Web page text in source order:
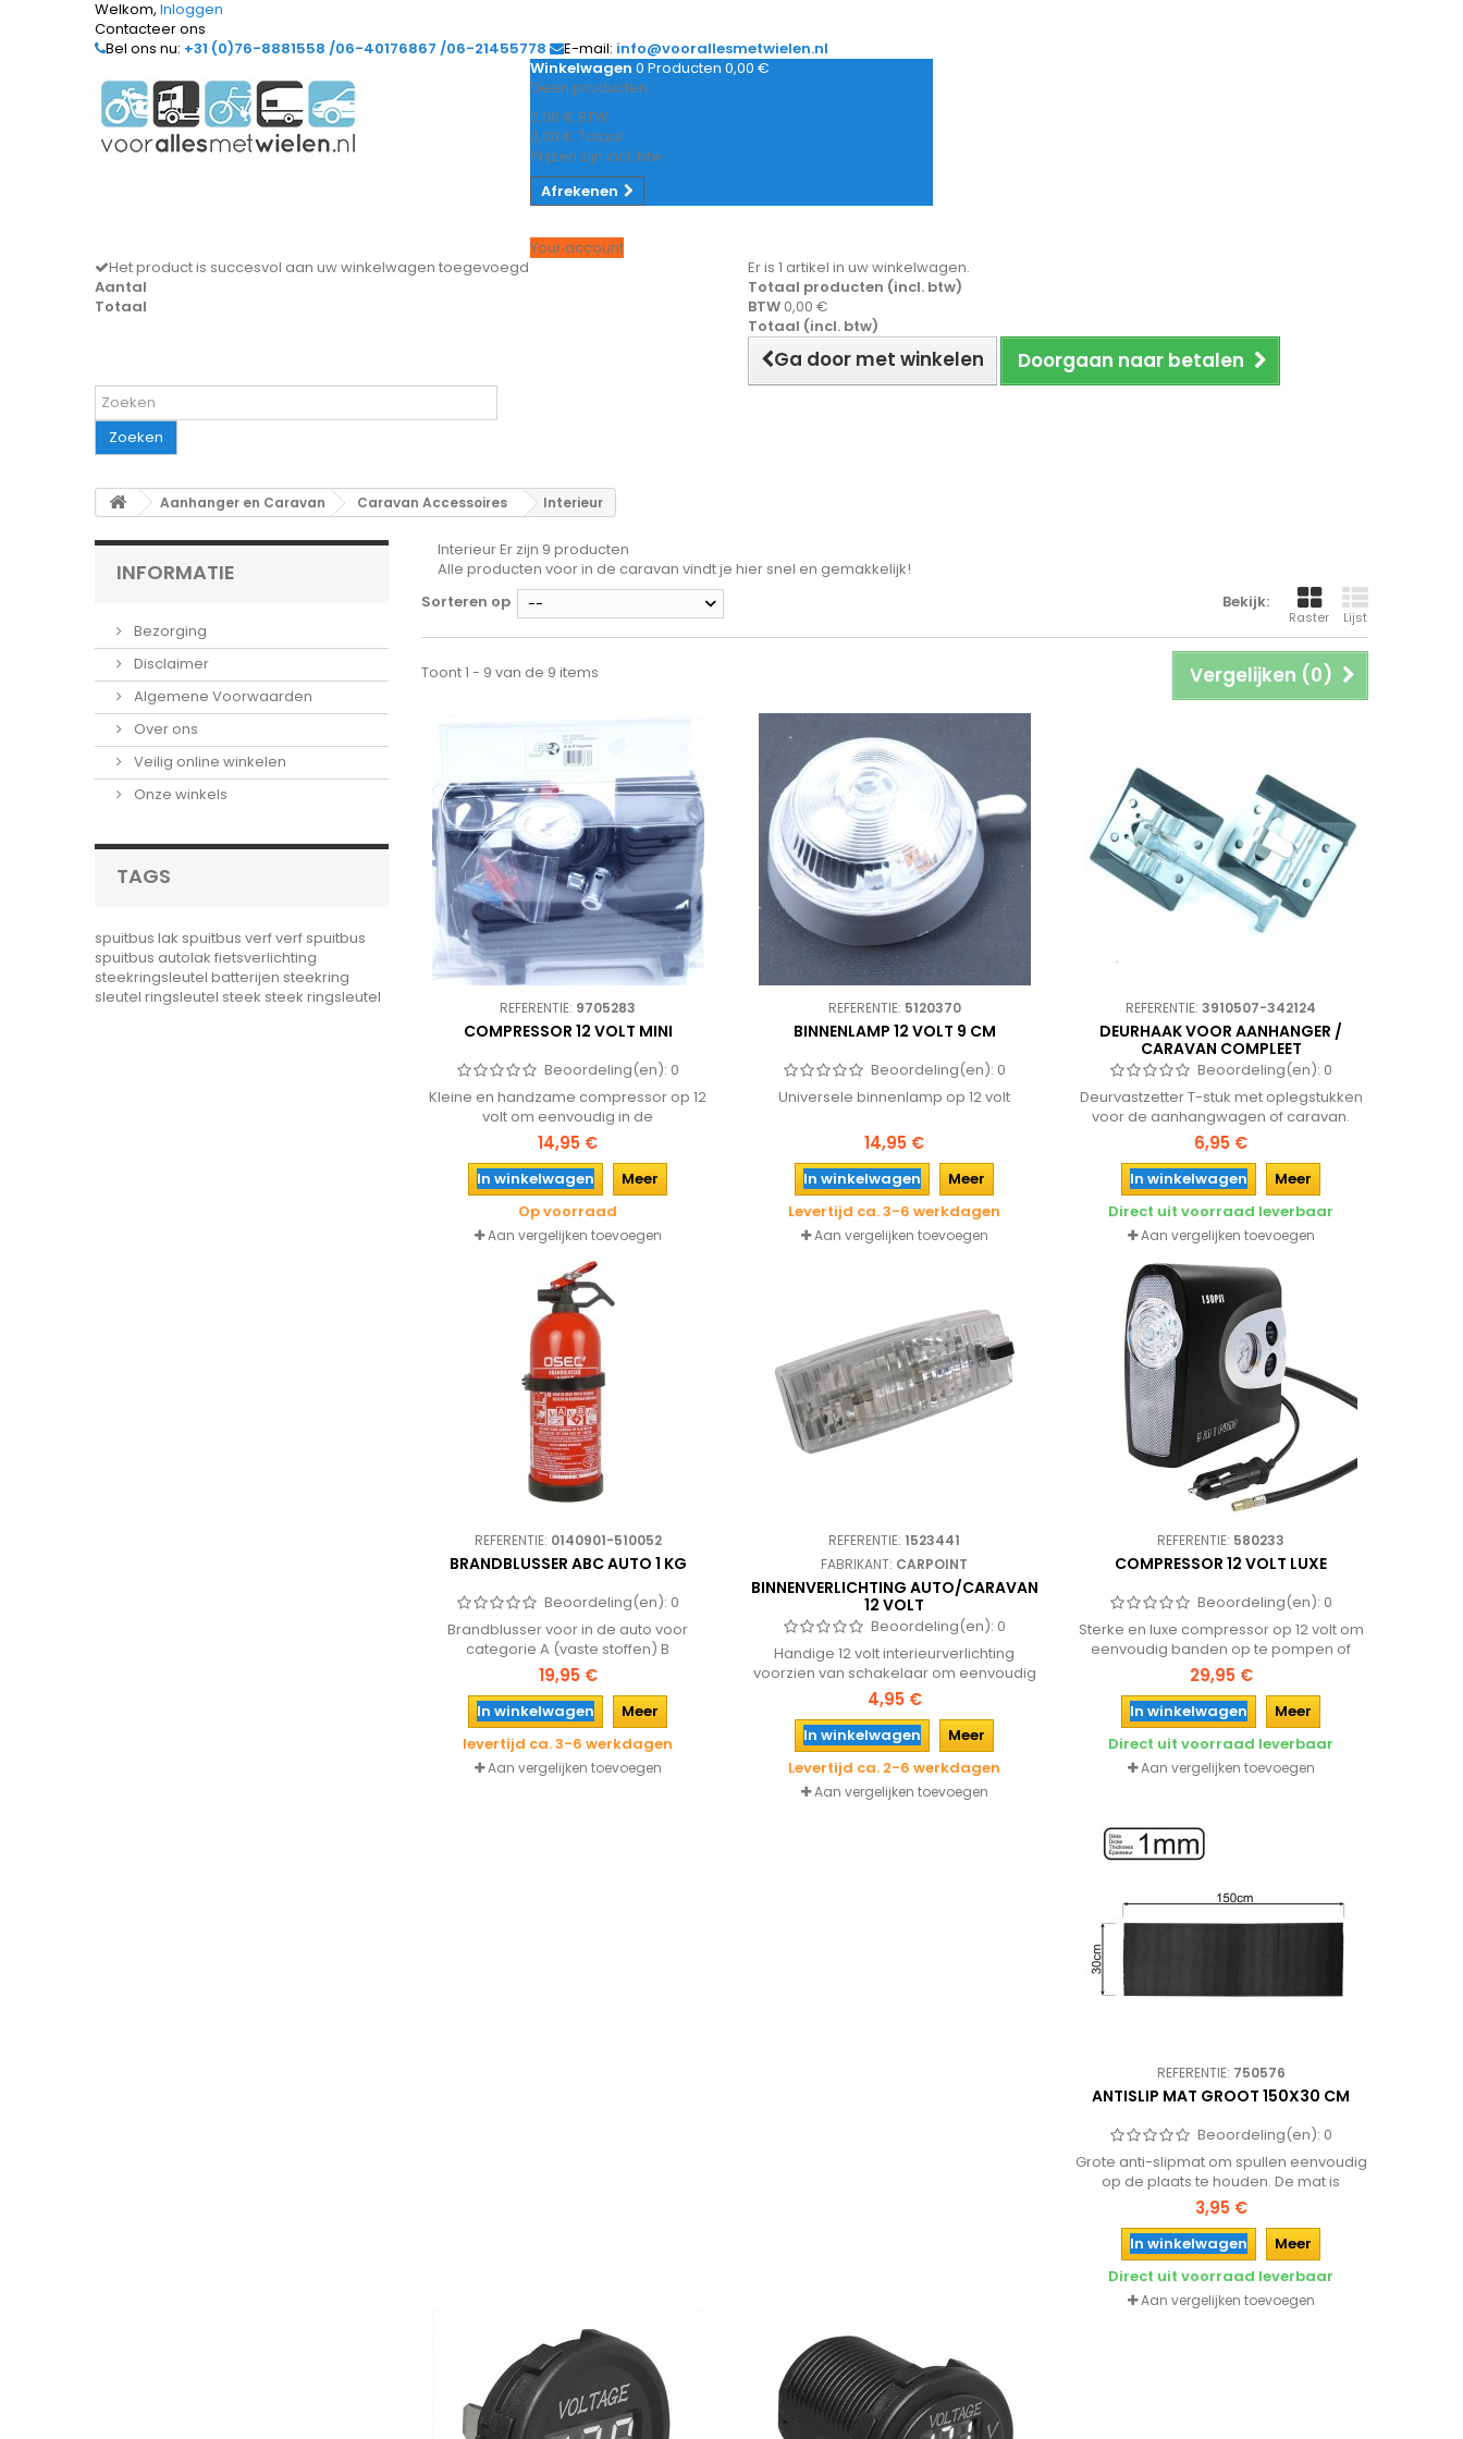
Welkom, Inloggen
Contacteer ons
Bel ons nu: +31 (0)76-8881558 /06-40176867 /06-21455778 E-mail: info@voorallesmetwielen.nl
Winkelwagen 0 Producten 0,00 €
Geen producten
0,00 € BTW
0,00 € Totaal
Prijzen zijn incl. btw
Afrekenen
Your account
Het product is succesvol aan uw winkelwagen toegevoegd
Aantal
Totaal
Er is 1 artikel in uw winkelwagen.
Totaal producten (incl. btw)
BTW 0,00 €
Totaal (incl. btw)
Ga door met winkelen Doorgaan naar betalen
Zoeken
Aanhanger en Caravan Caravan Accessoires Interieur
INFORMATIE
Bezorging
Disclaimer
Algemene Voorwaarden
Over ons
Veilig online winkelen
Onze winkels
TAGS
spuitbus lak spuitbus verfverf spuitbus
spuitbus autolak fietsverlichting
steekringsleutel batterijen steekring
sleutel ringsleutel steek steek ringsleutel
InterieurEr zijn 9 producten
Alle producten voor in de caravan vindt je hier snel en gemakkelijk!
Bekijk:
Raster Lijst
Sorteren op --
Vergelijken (0)
Toont 1 - 9 van de 9 items
REFERENTIE: 9705283
COMPRESSOR 12 VOLT MINI
Beoordeling(en): 0
Kleine en handzame compressor op 12
volt om eenvoudig in de
sigarettenaansteker van de auto of
caravan te pluggen. Geschikt om de
banden op te pompen of ballen en
luchtbedden, dus ook onmisbaar tijdens
vakantie!
14,95 €
In winkelwagen
Meer
Op voorraad
Aan vergelijken toevoegen
REFERENTIE: 5120370
BINNENLAMP 12 VOLT 9 CM
Beoordeling(en): 0
Universele binnenlamp op 12 volt
14,95 €
In winkelwagen
Meer
Levertijd ca. 3-6 werkdagen
Aan vergelijken toevoegen
REFERENTIE:3910507-342124
DEURHAAK VOOR AANHANGER /
CARAVAN COMPLEET
Beoordeling(en): 0
Deurvastzetter T-stuk met oplegstukken
voor de aanhangwagen of caravan.
6,95 €
In winkelwagen
Meer
Direct uit voorraad leverbaar
Aan vergelijken toevoegen
REFERENTIE: 0140901-510052
BRANDBLUSSER ABC AUTO 1 KG
Beoordeling(en): 0
Brandblusser voor in de auto voor
categorie A (vaste stoffen) B
(vloeistofbrand) en C (gasbrand).
19,95 €
In winkelwagen
Meer
levertijd ca. 3-6 werkdagen
Aan vergelijken toevoegen
REFERENTIE: 1523441
FABRIKANT: CARPOINT
BINNENVERLICHTING AUTO/CARAVAN
12 VOLT
Beoordeling(en): 0
Handige 12 volt interieurverlichting
voorzien van schakelaar om eenvoudig
te monteren in auto, bestelbus, caravan
of boot.
4,95 €
In winkelwagen
Meer
Levertijd ca. 2-6 werkdagen
Aan vergelijken toevoegen
REFERENTIE: 580233
COMPRESSOR 12 VOLT LUXE
Beoordeling(en): 0
Sterke en luxe compressor op 12 volt om
eenvoudig banden op te pompen of
voorwerpen zoals luchtkussen,
opblaasboten en ballen.
29,95 €
In winkelwagen
Meer
Direct uit voorraad leverbaar
Aan vergelijken toevoegen
REFERENTIE: 750576
ANTISLIP MAT GROOT 150X30 CM
Beoordeling(en): 0
Grote anti-slipmat om spullen eenvoudig
op de plaats te houden. De mat is
eenvoudig op maat te knippen en is
ideaal voor bijvoorbeeld in de auto,
camper, caravan, boot of gewoon thuis.
3,95 €
In winkelwagen
Meer
Direct uit voorraad leverbaar
Aan vergelijken toevoegen